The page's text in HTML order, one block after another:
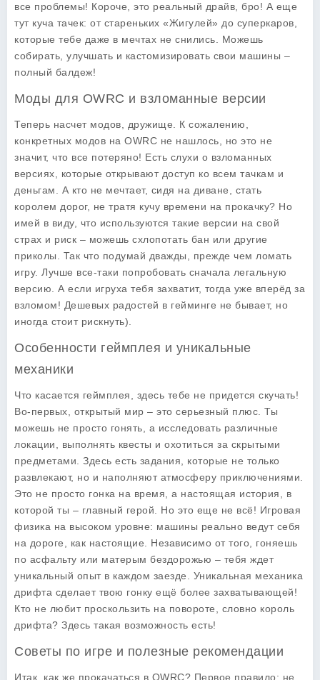
все проблемы! Короче, это реальный драйв, бро! А еще
тут куча тачек: от стареньких «Жигулей» до суперкаров,
которые тебе даже в мечтах не снились. Можешь
собирать, улучшать и кастомизировать свои машины –
полный балдеж!
Моды для OWRC и взломанные версии
Теперь насчет модов, дружище. К сожалению,
конкретных модов на OWRC не нашлось, но это не
значит, что все потеряно! Есть слухи о взломанных
версиях, которые открывают доступ ко всем тачкам и
деньгам. А кто не мечтает, сидя на диване, стать
королем дорог, не тратя кучу времени на прокачку? Но
имей в виду, что используются такие версии на свой
страх и риск – можешь схлопотать бан или другие
приколы. Так что подумай дважды, прежде чем ломать
игру. Лучше все-таки попробовать сначала легальную
версию. А если игруха тебя захватит, тогда уже вперёд за
взломом! Дешевых радостей в гейминге не бывает, но
иногда стоит рискнуть).
Особенности геймплея и уникальные
механики
Что касается геймплея , здесь тебе не придется скучать!
Во-первых, открытый мир – это серьезный плюс. Ты
можешь не просто гонять, а исследовать различные
локации, выполнять квесты и охотиться за скрытыми
предметами. Здесь есть задания, которые не только
развлекают, но и наполняют атмосферу приключениями.
Это не просто гонка на время, а настоящая история, в
которой ты – главный герой. Но это еще не всё! Игровая
физика на высоком уровне: машины реально ведут себя
на дороге, как настоящие. Независимо от того, гоняешь
по асфальту или матерым бездорожью – тебя ждет
уникальный опыт в каждом заезде. Уникальная механика
дрифта сделает твою гонку ещё более захватывающей!
Кто не любит проскользить на повороте, словно король
дрифта? Здесь такая возможность есть!
Советы по игре и полезные рекомендации
Итак, как же прокачаться в OWRC? Первое правило: не